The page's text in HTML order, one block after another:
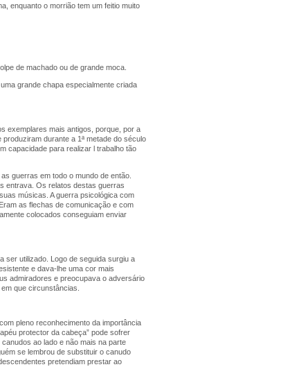
enquanto o morrião tem um feitio muito
de machado ou de grande moca.
grande chapa especialmente criada
exemplares mais antigos, porque, por a
durante a 1ª metade do século
capacidade para realizar l trabalho tão
guerras em todo o mundo de então.
entrava. Os relatos destas guerras
músicas. A guerra psicológica com
as flechas de comunicação e com
colocados conseguiam enviar
ser utilizado. Logo de seguida surgiu a
e dava-lhe uma cor mais
admiradores e preocupava o adversário
que circunstâncias.
pleno reconhecimento da importância
protector da cabeça” pode sofrer
ao lado e não mais na parte
se lembrou de substituir o canudo
pretendiam prestar ao